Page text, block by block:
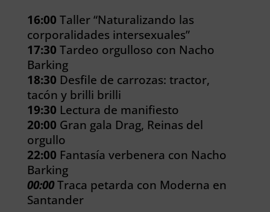
16:00 Taller “Naturalizando las
corporalidades intersexuales”
17:30 Tardeo orgulloso con Nacho
Barking
18:30 Desfile de carrozas: tractor,
tacón y brilli brilli
19:30 Lectura de manifiesto
20:00 Gran gala Drag, Reinas del
orgullo
22:00 Fantasía verbenera con Nacho
Barking
00:00 Traca petarda con Moderna en
Santander